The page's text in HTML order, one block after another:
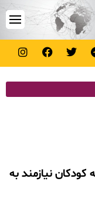
نیازمند به